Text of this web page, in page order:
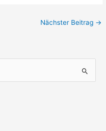
Nächster Beitrag →